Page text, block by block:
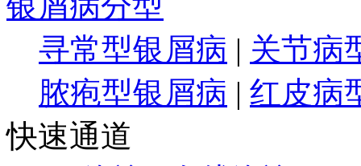
寻常型银屑病 | 关节病
脓疱型银屑病 | 红皮病
快速通道